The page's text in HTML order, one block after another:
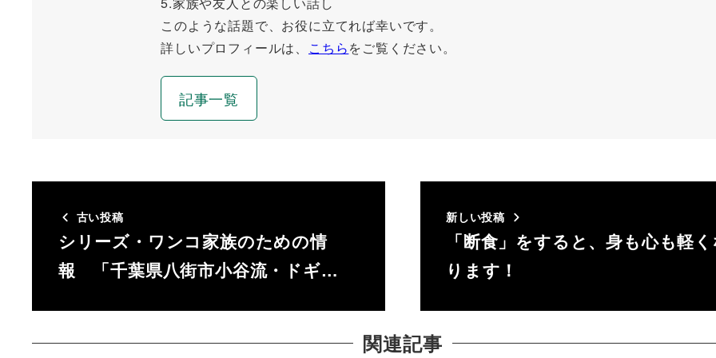
このような話題で、お役に立てれば幸いです。
詳しいプロフィールは、 こちらをご覧ください。
記事一覧
古い投稿
シリーズ・ワンコ家族のための情
報 「千葉県八街市小谷流・ドギ…
新しい投稿
「断食」をすると、身も心も軽
ります！
関連記事